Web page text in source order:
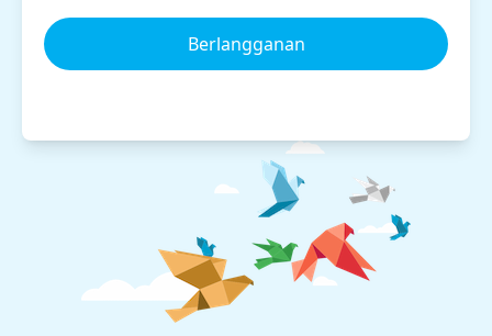
Berlangganan